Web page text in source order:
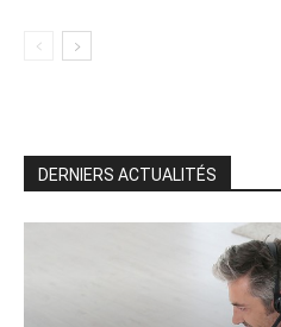
DERNIERS ACTUALITÉS